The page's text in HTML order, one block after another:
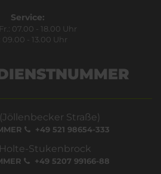
Service:
07.00 - 18.00 Uhr
09.00 - 13.00 Uhr
Straße)
+49 521 98654-333
Stukenbrock
+49 5207 99166-88